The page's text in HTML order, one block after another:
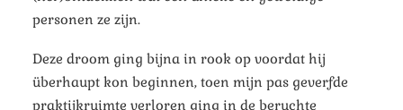
personen ze zijn.
Deze droom ging bijna in rook op voordat hij
überhaupt kon beginnen, toen mijn pas geverfde
praktijkruimte verloren ging in de beruchte